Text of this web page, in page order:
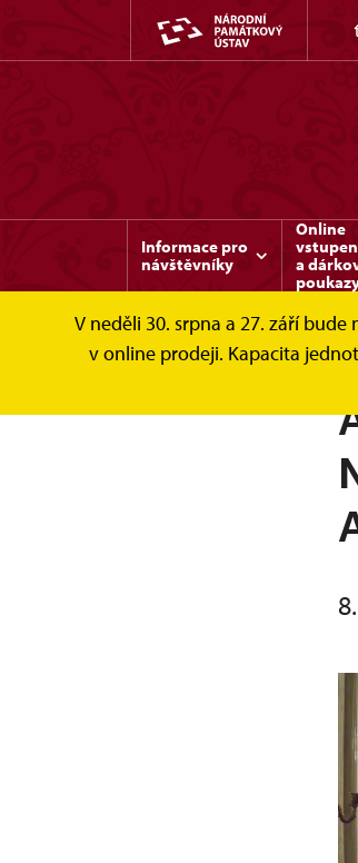
Informace pro
návštěvníky
Online
a
V neděli 30. srpna a 27. září
v online prodeji. Kapacita